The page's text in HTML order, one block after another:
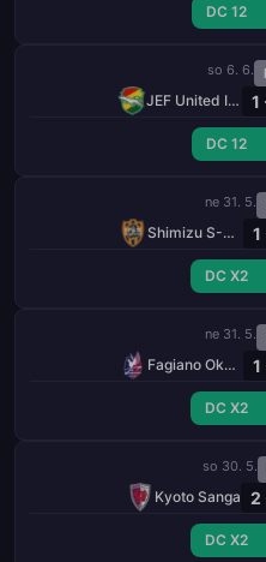
DC 12
so 6. 6.
JEF United Ichihara Chiba 1
DC 12
ne 31. 5.
Shimizu S-Pulse 1
DC X2
ne 31. 5.
Fagiano Okayama 1
DC X2
so 30. 5.
Kyoto Sanga 2
DC X2